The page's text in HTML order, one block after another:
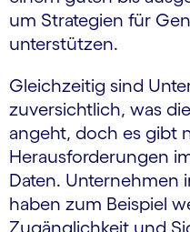
um Strategien für
unterstützen.
Gleichzeitig sind
zuversichtlich, was
angeht, doch es gibt
Herausforderungen
Daten. Unternehmen
haben zum Beispiel
Zugänglichkeit und